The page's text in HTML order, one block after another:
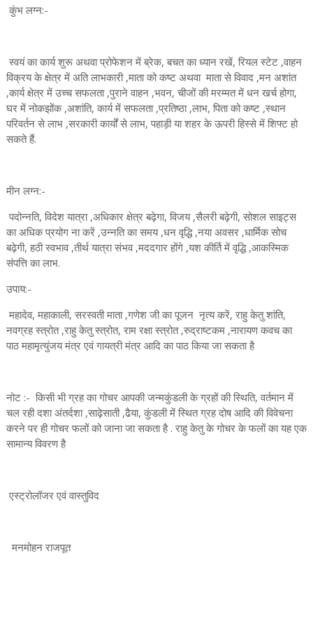
कुंभ लग्न:-
स्वयं का कार्य शुरू अथवा प्रोफेशन में ब्रेक, बचत का ध्यान रखें, रियल स्टेट ,वाहन
विक्रय के क्षेत्र में अति लाभकारी ,माता को कष्ट अथवा माता से विवाद ,मन अशांत
,कार्य क्षेत्र में उच्च सफलता ,पुराने वाहन ,भवन, चीजों की मरम्मत में धन खर्च होगा,
घर में नोकझोंक ,अशांति, कार्य में सफलता ,प्रतिष्ठा ,लाभ, पिता को कष्ट ,स्थान
परिवर्तन से लाभ ,सरकारी कार्यों से लाभ, पहाड़ी या शहर के ऊपरी हिस्से में शिफ्ट हो
सकते हैं.
मीन लग्न:-
पदोन्नति, विदेश यात्रा ,अधिकार क्षेत्र बढ़ेगा, विजय ,सैलरी बढ़ेगी, सोशल साइट्स
का अधिक प्रयोग ना करें ,उन्नति का समय ,धन वृद्धि ,नया अवसर ,धार्मिक सोच
बढ़ेगी, हठी स्वभाव ,तीर्थ यात्रा संभव ,मददगार होंगे ,यश कीर्ति में वृद्धि ,आकस्मिक
संपत्ति का लाभ.
उपाय:-
महादेव, महाकाली, सरस्वती माता ,गणेश जी का पूजन नृत्य करें, राहु केतु शांति,
नवग्रह स्त्रोत ,राहु केतु स्त्रोत, राम रक्षा स्त्रोत ,रुद्राष्टकम ,नारायण कवच का
पाठ महामृत्युंजय मंत्र एवं गायत्री मंत्र आदि का पाठ किया जा सकता है
नोट :- किसी भी ग्रह का गोचर आपकी जन्मकुंडली के ग्रहों की स्थिति, वर्तमान में
चल रही दशा अंतर्दशा ,साढ़ेसाती ,ढैया, कुंडली में स्थित ग्रह दोष आदि की विवेचना
करने पर ही गोचर फलों को जाना जा सकता है . राहु केतु के गोचर के फलों का यह एक
सामान्य विवरण है
एस्ट्रोलॉजर एवं वास्तुविद
मनमोहन राजपूत